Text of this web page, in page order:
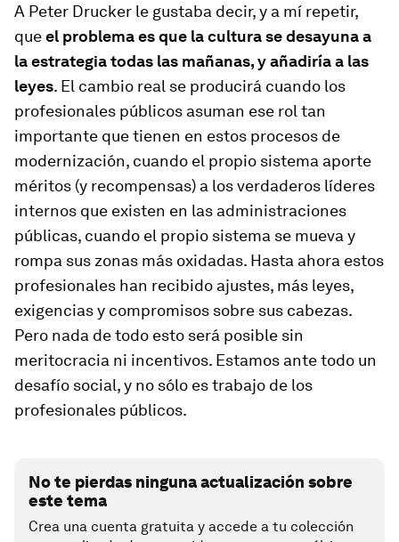
A Peter Drucker le gustaba decir, y a mí repetir,
queel problema es que la cultura se desayuna a
la estrategia todas las mañanas, y añadiría a las
leyes. El cambio real se producirá cuando los
profesionales públicos asuman ese rol tan
importante que tienen en estos procesos de
modernización, cuando el propio sistema aporte
méritos (y recompensas) a los verdaderos líderes
internos que existen en las administraciones
públicas, cuando el propio sistema se mueva y
rompa sus zonas más oxidadas. Hasta ahora estos
profesionales han recibido ajustes, más leyes,
exigencias y compromisos sobre sus cabezas.
Pero nada de todo esto será posible sin
meritocracia ni incentivos. Estamos ante todo un
desafío social, y no sólo es trabajo de los
profesionales públicos.
No te pierdas ninguna actualización sobre
este tema
Crea una cuenta gratuita y accede a tu colección